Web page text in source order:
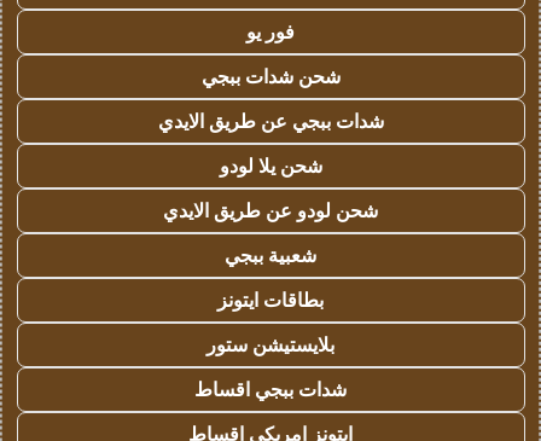
فور يو
شحن شدات ببجي
شدات ببجي عن طريق الايدي
شحن يلا لودو
شحن لودو عن طريق الايدي
شعبية ببجي
بطاقات ايتونز
بلايستيشن ستور
شدات ببجي اقساط
ايتونز امريكي اقساط